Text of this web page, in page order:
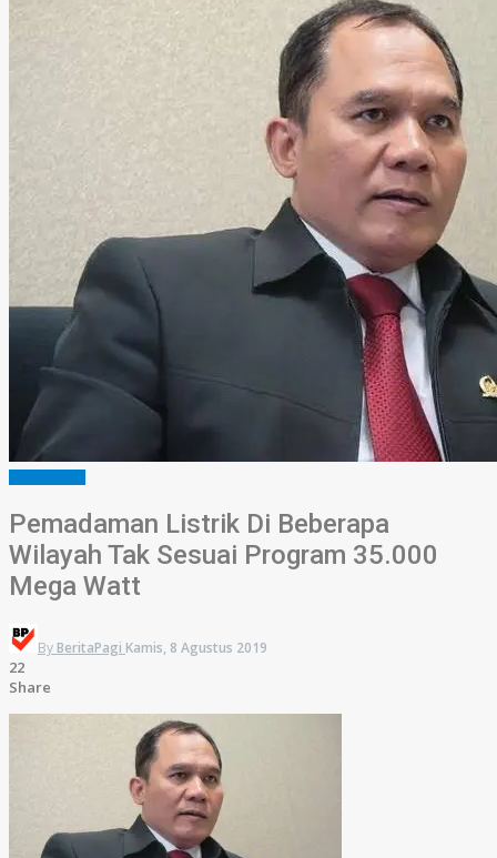
Pemadaman Listrik Di Beberapa
Wilayah Tak Sesuai Program 35.000
Mega Watt
By BeritaPagi Kamis, 8 Agustus 2019
22
Share